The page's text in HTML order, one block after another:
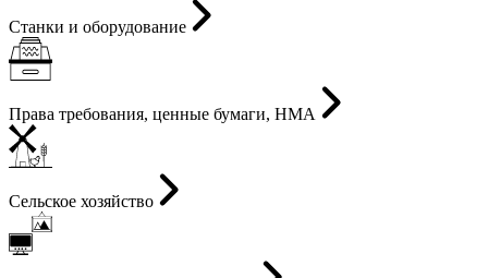
Станки и оборудование
Права требования, ценные бумаги, НМА
Сельское хозяйство